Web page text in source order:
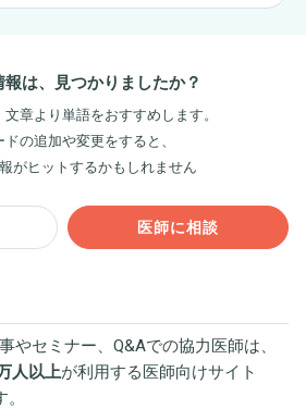
報は、見つかりましたか？
章より単語をおすすめします。
ドの追加や変更をすると、
がヒットするかもしれません
医師に相談
やセミナー、Q&Aでの協力医師は、
人以上が利用する医師向けサイト